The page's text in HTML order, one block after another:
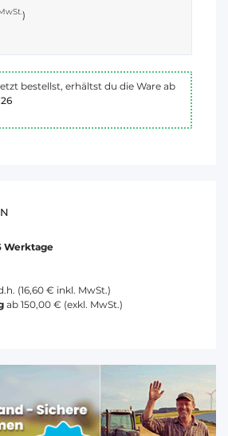
)
bestellst, erhältst du die Ware ab
Werktage
(16,60 € inkl. MwSt.)
ab 150,00 € (exkl. MwSt.)